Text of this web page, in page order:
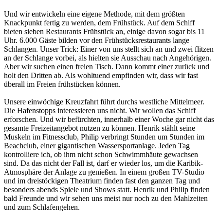
Und wir entwickeln eine eigene Methode, mit dem größten
Knackpunkt fertig zu werden, dem Frühstück. Auf dem Schiff
bieten sieben Restaurants Frühstück an, einige davon sogar bis 11
Uhr. 6.000 Gäste bilden vor den Frühstücksrestaurants lange
Schlangen. Unser Trick: Einer von uns stellt sich an und zwei flitzen
an der Schlange vorbei, als hielten sie Ausschau nach Angehörigen.
Aber wir suchen einen freien Tisch. Dann kommt einer zurück und
holt den Dritten ab. Als wohltuend empfinden wir, dass wir fast
überall im Freien frühstücken können.
Unsere einwöchige Kreuzfahrt führt durchs westliche Mittelmeer.
Die Hafenstopps interessieren uns nicht. Wir wollen das Schiff
erforschen. Und wir befürchten, innerhalb einer Woche gar nicht das
gesamte Freizeitangebot nutzen zu können. Henrik stählt seine
Muskeln im Fitnessclub, Philip verbringt Stunden um Stunden im
Beachclub, einer gigantischen Wassersportanlage. Jeden Tag
kontrolliere ich, ob ihm nicht schon Schwimmhäute gewachsen
sind. Da das nicht der Fall ist, darf er wieder los, um die Karibik-
Atmosphäre der Anlage zu genießen. In einem großen TV-Studio
und im dreistöckigen Theatrium finden fast den ganzen Tag und
besonders abends Spiele und Shows statt. Henrik und Philip finden
bald Freunde und wir sehen uns meist nur noch zu den Mahlzeiten
und zum Schlafengehen.